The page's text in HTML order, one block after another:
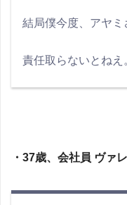
結局僕今度、アヤミ
責任取らないとねえ
・37歳、会社員 ヴァ